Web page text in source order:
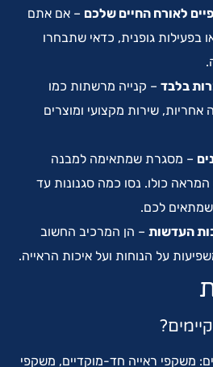
לאורח החיים שלכם – אם אתם
בפעילות גופנית, כדאי שתבחרו
בלבד – קנייה מרשתות כמו
אחריות, שירות מקצועי ומוצרים
– מסגרת שמתאימה למבנה
כולו. נסו כמה סגנונות עד
לכם.
העדשות – הן המרכיב החשוב
על הנוחות ועל איכות הראייה.
משקפי ראייה חד-מוקדיים, משקפי